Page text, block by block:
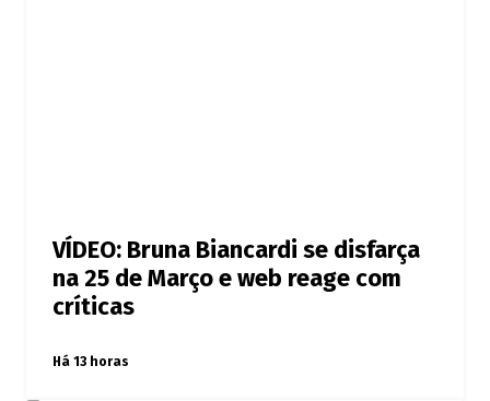
VÍDEO: Bruna Biancardi se disfarça
na 25 de Março e web reage com
críticas
Há 13 horas